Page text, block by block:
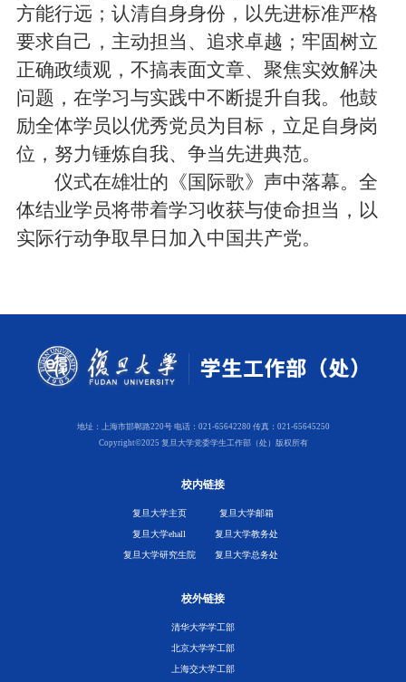
方能行远；认清自身身份，以先进标准严格
要求自己，主动担当、追求卓越；牢固树立
正确政绩观，不搞表面文章、聚焦实效解决
问题，在学习与实践中不断提升自我。他鼓
励全体学员以优秀党员为目标，立足自身岗
位，努力锤炼自我、争当先进典范。
仪式在雄壮的《国际歌》声中落幕。全
体结业学员将带着学习收获与使命担当，以
实际行动争取早日加入中国共产党。
地址：上海市邯郸路220号 电话：021-65642280 传真：021-65645250
Copyright©2025 复旦大学党委学生工作部（处）版权所有
校内链接
复旦大学主页 复旦大学邮箱
复旦大学ehall 复旦大学教务处
复旦大学研究生院 复旦大学总务处
校外链接
清华大学学工部
北京大学学工部
上海交大学工部